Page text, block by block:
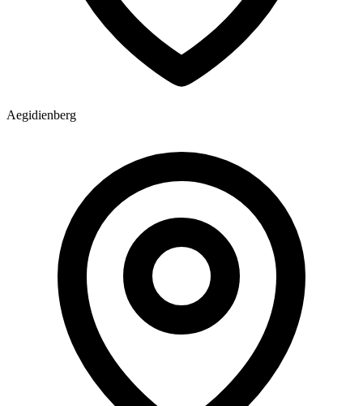
Aegidienberg